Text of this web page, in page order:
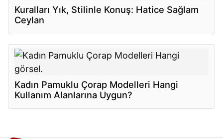
Kuralları Yık, Stilinle Konuş: Hatice Sağlam
Ceylan
Kadın Pamuklu Çorap Modelleri Hangi
Kullanım Alanlarına Uygun?